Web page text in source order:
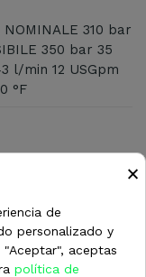
NOMINALE 310 bar
350 bar 35
l/min 12 USGpm
°F
misma
×
de
personalizado y
aceptas
política de